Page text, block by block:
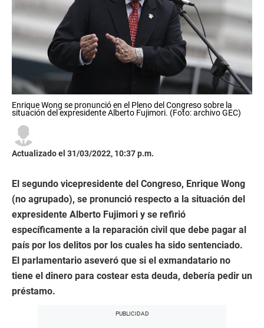
Enrique Wong se pronunció en el Pleno del Congreso sobre la
situación del expresidente Alberto Fujimori. (Foto: archivo GEC)
Actualizado el 31/03/2022, 10:37 p.m.
El segundo vicepresidente del Congreso, Enrique Wong
(no agrupado), se pronunció respecto a la situación del
expresidente Alberto Fujimori y se refirió
específicamente a la reparación civil que debe pagar al
país por los delitos por los cuales ha sido sentenciado.
El parlamentario aseveró que si el exmandatario no
tiene el dinero para costear esta deuda, debería pedir un
préstamo.